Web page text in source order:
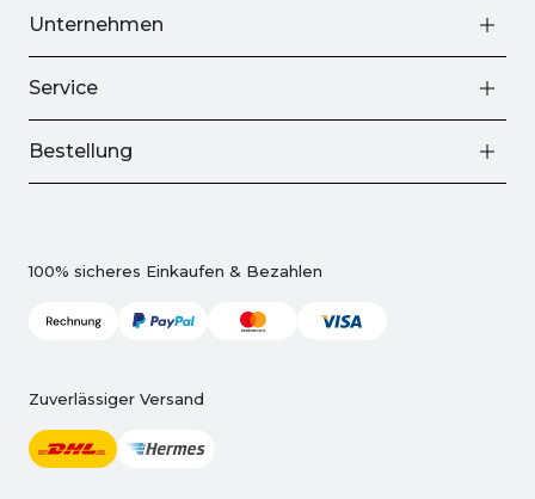
Unternehmen
Service
Bestellung
100% sicheres Einkaufen & Bezahlen
Zuverlässiger Versand